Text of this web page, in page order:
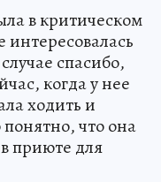
в критическом
интересовалась
спасибо,
когда у нее
ходить и
понятно, что она
приюте для